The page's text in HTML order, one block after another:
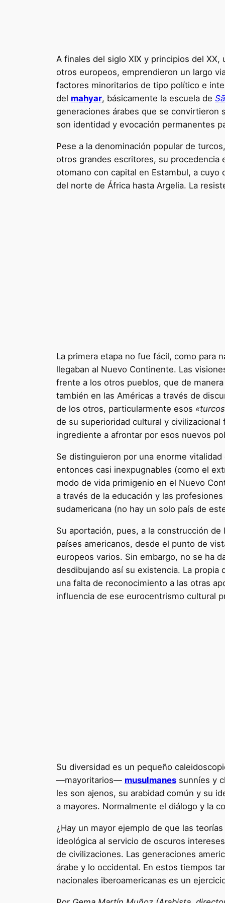
A finales del siglo XIX y principios del
otros europeos, emprendieron un largo
factores minoritarios de tipo político e
del mahyar, básicamente la escuela de
generaciones árabes que se convirtieron
son identidad y evocación permanentes
Pese a la denominación popular de
otros grandes escritores, su procedencia
otomano con capital en Estambul, a
del norte de África hasta Argelia. La
La primera etapa no fue fácil, como para
llegaban al Nuevo Continente. Las
frente a los otros pueblos, que de
también en las Américas a través de
de los otros, particularmente esos
de su superioridad cultural y
ingrediente a afrontar por esos nuevos
Se distinguieron por una enorme
entonces casi inexpugnables (como el
modo de vida primigenio en el Nuevo
a través de la educación y las
sudamericana (no hay un solo país de
Su aportación, pues, a la construcción
países americanos, desde el punto de
europeos varios. Sin embargo, no se ha
desdibujando así su existencia. La
una falta de reconocimiento a las otras
influencia de ese eurocentrismo cultural
Su diversidad es un pequeño
—mayoritarios— musulmanes sunníes y
les son ajenos, su arabidad común y su
a mayores. Normalmente el diálogo y la
¿Hay un mayor ejemplo de que las
ideológica al servicio de oscuros
de civilizaciones. Las generaciones
árabe y lo occidental. En estos tiempos
nacionales iberoamericanas es un